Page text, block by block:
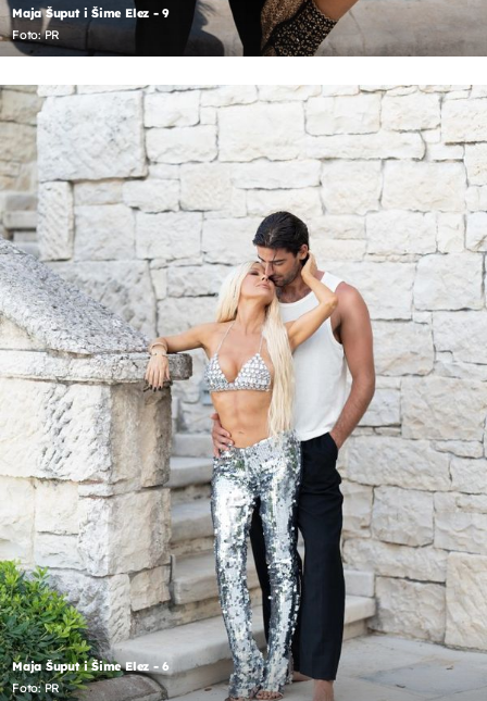
Maja Šuput i Šime Elez - 9
Foto: PR
Maja Šuput i Šime Elez - 6
Foto: PR